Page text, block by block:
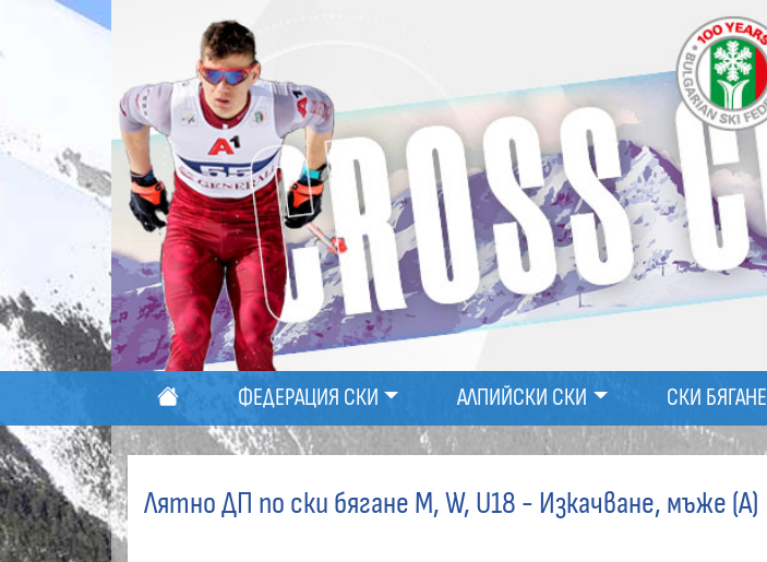
ФЕДЕРАЦИЯ СКИ АЛПИЙСКИ СКИ СКИ БЯГАНЕ
Лятно ДП по ски бягане M, W, U18 - Изкачване, мъже (A)